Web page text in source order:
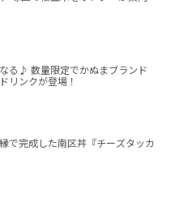
る♪ 数量限定でかぬまブランド
リンクが登場！
で完成した南区丼『チーズタッカ